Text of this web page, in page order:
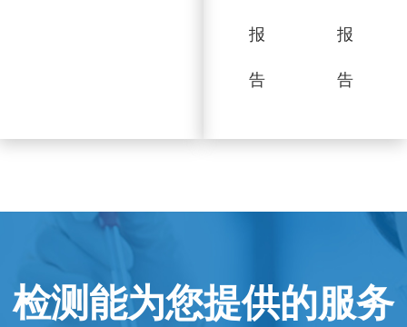
报
告
报
告
检测能为您提供的服务